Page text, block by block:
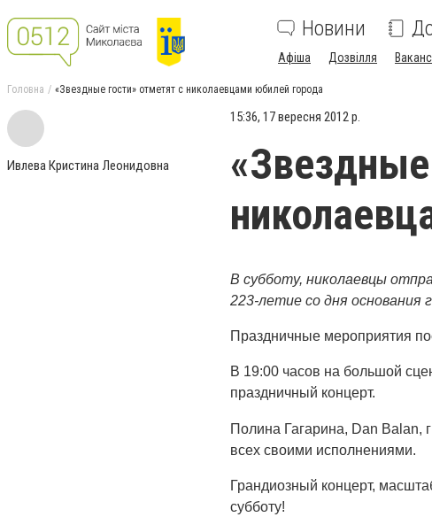
Новини
Афіша Дозвілля
Головна «Звездные гости» отметят с николаевцами юбилей города
Ивлева Кристина Леонидовна
15:36, 17 вересня 2012 р.
В субботу, николаевцы
223-летие со дня основания
Праздничные мероприятия
В 19:00 часов на большой
праздничный концерт.
Полина Гагарина, Dan Balan,
всех своими исполнениями.
Грандиозный концерт,
субботу!